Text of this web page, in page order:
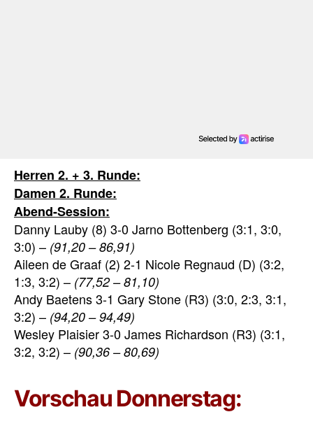
Herren 2. + 3. Runde:
Damen 2. Runde:
Abend-Session:
Danny Lauby (8) 3-0 Jarno Bottenberg (3:1, 3:0,
3:0) – (91,20 – 86,91)
Aileen de Graaf (2) 2-1 Nicole Regnaud (D) (3:2,
1:3, 3:2) – (77,52 – 81,10)
Andy Baetens 3-1 Gary Stone (R3) (3:0, 2:3, 3:1,
3:2) – (94,20 – 94,49)
Wesley Plaisier 3-0 James Richardson (R3) (3:1,
3:2, 3:2) – (90,36 – 80,69)
Vorschau Donnerstag: